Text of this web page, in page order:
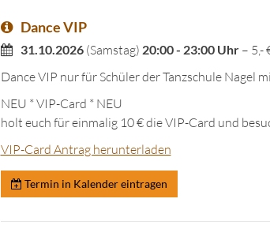
Dance VIP
31.10.2026 (Samstag) 20:00 - 23:00 Uhr – 5,-
Dance VIP nur für Schüler der Tanzschule Nagel
NEU * VIP-Card * NEU
holt euch für einmalig 10 € die VIP-Card und
VIP-Card Antrag herunterladen
Termin in Kalender eintragen